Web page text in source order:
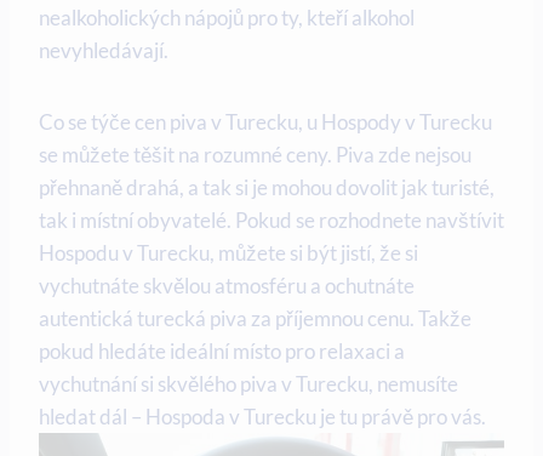
nealkoholických nápojů pro ty, kteří alkohol
nevyhledávají.
Co se týče cen piva v Turecku, u Hospody v Turecku
se můžete těšit na rozumné ceny. Piva zde nejsou
přehnaně drahá, a tak si je mohou dovolit jak turisté,
tak i místní obyvatelé. Pokud se rozhodnete navštívit
Hospodu v Turecku, můžete si být jistí, že si
vychutnáte skvělou atmosféru a ochutnáte
autentická turecká piva za příjemnou cenu. Takže
pokud hledáte ideální místo pro relaxaci a
vychutnání si skvělého piva v Turecku, nemusíte
hledat dál – Hospoda v Turecku je tu právě pro vás.